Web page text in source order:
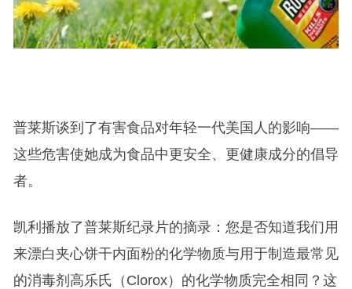
普莱斯谈到了有害食品对年轻一代美国人的影响——
这些危害使她成为食品中更安全、更健康成分的倡导
者。
凯利播放了普莱斯纪录片的摘录：您是否知道我们用
来漂白夹心饼干内面粉的化学物质与用于制造最常见
的消毒剂高乐氏（Clorox）的化学物质完全相同？这